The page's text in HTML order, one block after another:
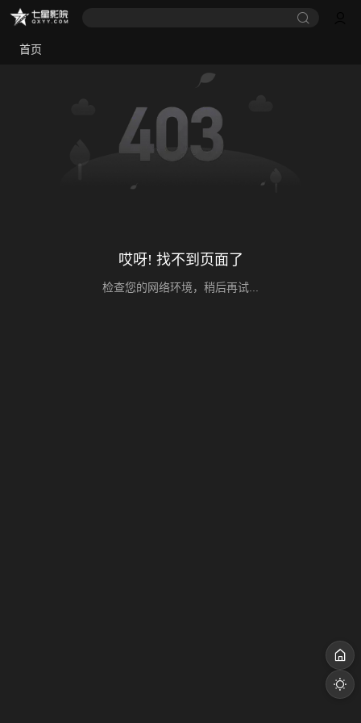
首页
哎呀! 找不到页面了
检查您的网络环境，稍后再试...